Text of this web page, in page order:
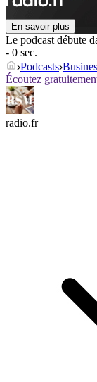
En savoir plus
Le podcast débute
- 0 sec.
Podcasts
Écoutez
radio.fr